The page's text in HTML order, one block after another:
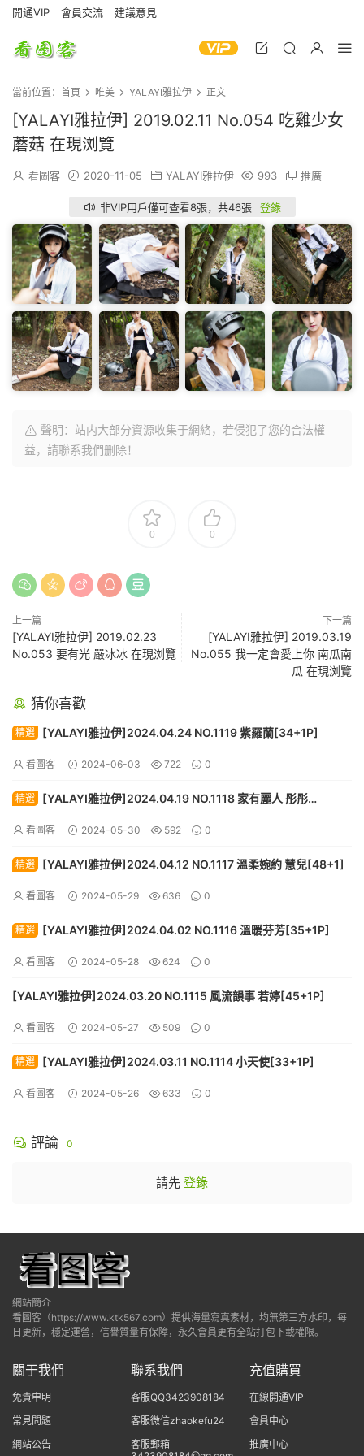
開通VIP 會員交流 建議意見
當前位置： 首頁 唯美 YALAYI雅拉伊 正文
[YALAYI雅拉伊] 2019.02.11 No.054 吃雞少女
蘑菇 在現浏覽
看圖客 2020-11-05 YALAYI雅拉伊 993 推廣
非VIP用戶僅可查看8張，共46張 登錄
聲明：站内大部分資源收集于網絡，若侵犯了您的合法權
益，請聯系我們删除！
0 0
上一篇
[YALAYI雅拉伊] 2019.02.23
No.053 要有光 嚴冰冰 在現浏覽
下一篇
[YALAYI雅拉伊] 2019.03.19
No.055 我一定會愛上你 南瓜南
瓜 在現浏覽
猜你喜歡
精選 [YALAYI雅拉伊]2024.04.24 NO.1119 紫羅蘭[34+1P]
看圖客 2024-06-03 722 0
精選
[YALAYI雅拉伊]2024.04.19 NO.1118 家有麗人 彤彤
看圖客 2024-05-30 592 0
精選 [YALAYI雅拉伊]2024.04.12 NO.1117 溫柔婉約 慧兒[48+1]
看圖客 2024-05-29 636 0
精選 [YALAYI雅拉伊]2024.04.02 NO.1116 溫暖芬芳[35+1P]
看圖客 2024-05-28 624 0
[YALAYI雅拉伊]2024.03.20 NO.1115 風流韻事 若婷[45+1P]
看圖客 2024-05-27 509 0
精選 [YALAYI雅拉伊]2024.03.11 NO.1114 小天使[33+1P]
看圖客 2024-05-26 633 0
評論 0
請先 登錄
網站簡介
看圖客（https://www.ktk567.com）提供海量寫真素材，均無第三方水印，每
日更新，穩定運營，信譽質量有保障，永久會員更有全站打包下載權限。
關于我們
免責申明
常見問題
網站公告
聯系我們
客服QQ3423908184
客服微信zhaokefu24
客服郵箱
充值購買
在線開通VIP
會員中心
推廣中心